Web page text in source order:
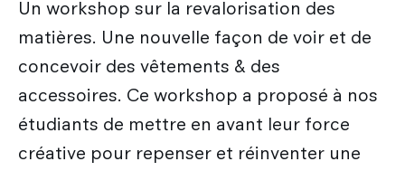
Un workshop sur la revalorisation des
matières. Une nouvelle façon de voir et de
concevoir des vêtements & des
accessoires. Ce workshop a proposé à nos
étudiants de mettre en avant leur force
créative pour repenser et réinventer une